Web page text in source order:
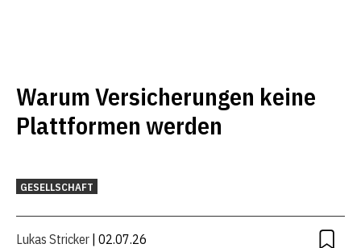
Warum Versicherungen keine
Plattformen werden
GESELLSCHAFT
Lukas Stricker | 02.07.26